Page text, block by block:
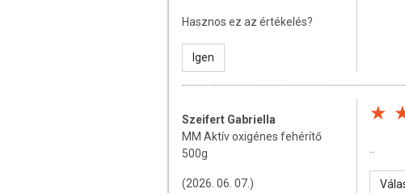
Hasznos ez az értékelés?
Igen
Szeifert Gabriella
MM Aktív oxigénes fehérítő
500g
(2026. 06. 07.)